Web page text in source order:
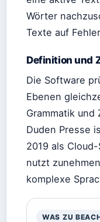
Wörter
Texte auf
Definition und
Die Software
Ebenen
Grammatik und
Duden Presse
2019 als
nutzt
komplexe
WAS ZU